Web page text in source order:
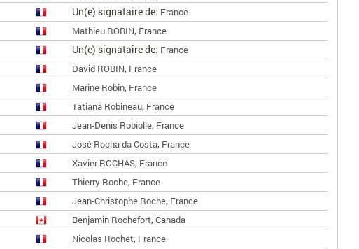
Un(e) signataire de: France
Mathieu ROBIN, France
Un(e) signataire de: France
David ROBIN, France
Marine Robin, France
Tatiana Robineau, France
Jean-Denis Robiolle, France
José Rocha da Costa, France
Xavier ROCHAS, France
Thierry Roche, France
Jean-Christophe Roche, France
Benjamin Rochefort,Canada
Nicolas Rochet, France